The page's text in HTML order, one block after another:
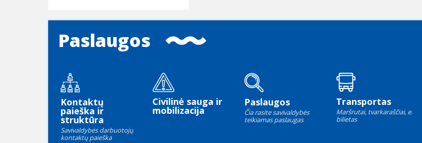
Paslaugos
Kontaktų
paieška ir
struktūra
Savivaldybės darbuotojų
kontaktų paieška
Civilinė sauga ir
mobilizacija
Paslaugos
Čia rasite savivaldybės
teikiamas paslaugas
Transportas
Maršrutai, tvarkaraščiai, e.
bilietas